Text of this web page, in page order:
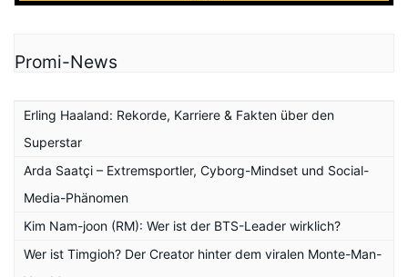
Promi-News
Erling Haaland: Rekorde, Karriere & Fakten über den
Superstar
Arda Saatçi – Extremsportler, Cyborg-Mindset und Social-
Media-Phänomen
Kim Nam-joon (RM): Wer ist der BTS-Leader wirklich?
Wer ist Timgioh? Der Creator hinter dem viralen Monte-Man-